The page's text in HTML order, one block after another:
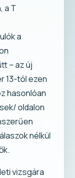
a T
a
– az új
13-tól ezen
hasonlóan
oldalon
nélkül
vizsgára